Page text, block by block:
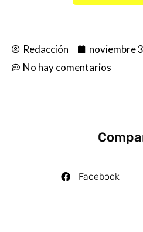
Redacción noviembre
No hay comentarios
Facebook